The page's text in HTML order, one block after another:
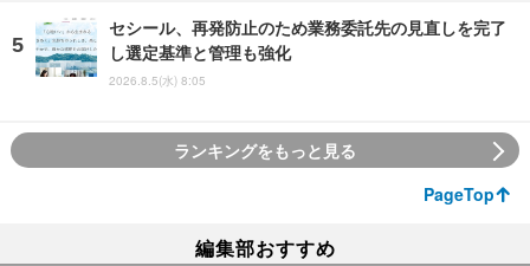
セシール、再発防止のため業務委託先の見直しを完了
し選定基準と管理も強化
2026.8.5(水) 8:05
ランキングをもっと見る
PageTop
編集部おすすめ